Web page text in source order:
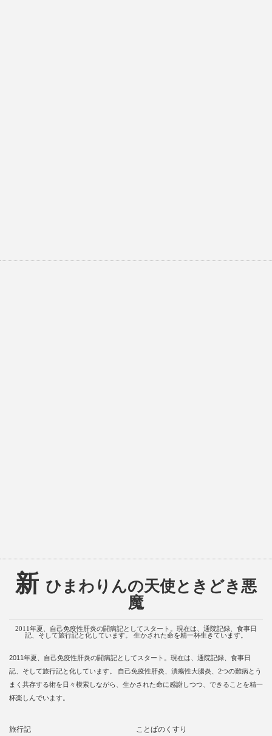
新 ひまわりんの天使ときどき悪
魔
2011年夏、自己免疫性肝炎の闘病記としてスタート。現在は、通院記録、食事日
記、そして旅行記と化しています。 生かされた命を精一杯生きています。
2011年夏、自己免疫性肝炎の闘病記としてスタート。現在は、通院記録、食事日
記、そして旅行記と化しています。 自己免疫性肝炎、潰瘍性大腸炎、2つの難病とう
まく共存する術を日々模索しながら、生かされた命に感謝しつつ、できることを精一
杯楽しんでいます。
旅行記 ことばのくすり